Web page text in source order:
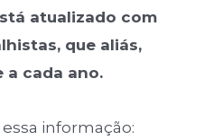
atualizado com
que aliás,
a cada ano.
informação: